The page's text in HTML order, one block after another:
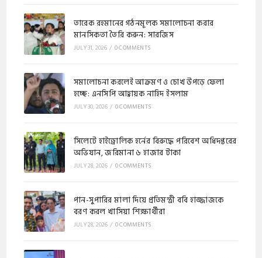
​​তারেক রহমানের গঠনমূলক সমালোচনা করার
মানসিকতা তৈরি করুন: সারজিস
JULY 31, 2026 / 0 COMMENTS
সমালোচনা করলেই আক্রমণ ও চোখ উপড়ে ফেলা
হচ্ছে: এনসিপি আহ্বায়ক নাহিদ ইসলাম
JULY 30, 2026 / 0 COMMENTS
​সিলেটে হাইড্রোলিক হর্নের বিরুদ্ধে পরিবেশ অধিদপ্তরের
অভিযান, জরিমানা ৬ হাজার টাকা
JULY 28, 2026 / 0 COMMENTS
পান-সুপারির মালা দিয়ে প্রতিমন্ত্রী ববি হাজ্জাজকে
বরণ করল খাসিয়া শিক্ষার্থীরা
JULY 28, 2026 / 0 COMMENTS